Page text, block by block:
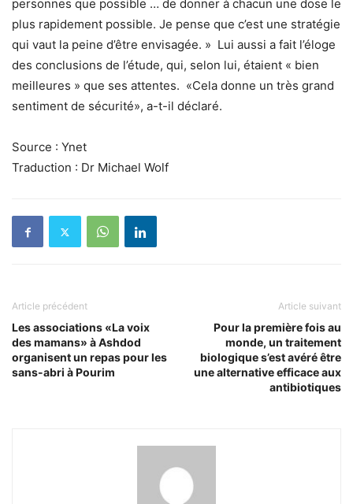
personnes que possible … de donner à chacun une dose le
plus rapidement possible. Je pense que c’est une stratégie
qui vaut la peine d’être envisagée. » Lui aussi a fait l’éloge
des conclusions de l’étude, qui, selon lui, étaient « bien
meilleures » que ses attentes. «Cela donne un très grand
sentiment de sécurité», a-t-il déclaré.
Source : Ynet
Traduction : Dr Michael Wolf
Article précédent
Les associations «La voix
des mamans» à Ashdod
organisent un repas pour les
sans-abri à Pourim
Article suivant
Pour la première fois au
monde, un traitement
biologique s’est avéré être
une alternative efficace aux
antibiotiques